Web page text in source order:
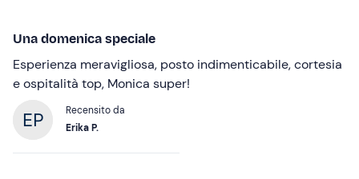
Una domenica speciale
Esperienza meravigliosa, posto indimenticabile, cortesia
e ospitalità top, Monica super!
Recensito da
Erika P.